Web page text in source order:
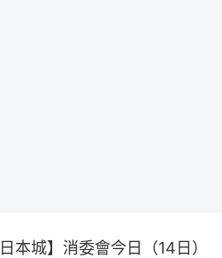
本城】消委會今日（14日）